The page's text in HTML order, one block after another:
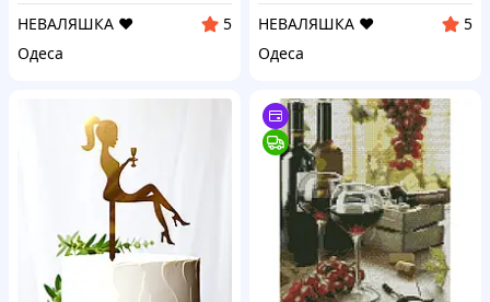
НЕВАЛЯШКА ♥️
5
Одеса
НЕВАЛЯШКА ♥️
5
Одеса